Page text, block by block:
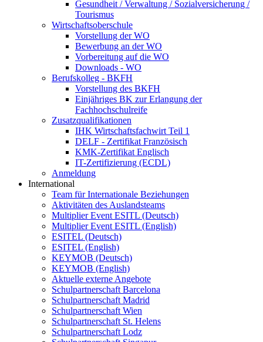
Gesundheit / Verwaltung / Sozialversicherung /
Tourismus
Wirtschaftsoberschule
Vorstellung der WO
Bewerbung an der WO
Vorbereitung auf die WO
Downloads - WO
Berufskolleg - BKFH
Vorstellung des BKFH
Einjähriges BK zur Erlangung der
Fachhochschulreife
Zusatzqualifikationen
IHK Wirtschaftsfachwirt Teil 1
DELF - Zertifikat Französisch
KMK-Zertifikat Englisch
IT-Zertifizierung (ECDL)
Anmeldung
International
Team für Internationale Beziehungen
Aktivitäten des Auslandsteams
Multiplier Event ESITL (Deutsch)
Multiplier Event ESITL (English)
ESITEL (Deutsch)
ESITEL (English)
KEYMOB (Deutsch)
KEYMOB (English)
Aktuelle externe Angebote
Schulpartnerschaft Barcelona
Schulpartnerschaft Madrid
Schulpartnerschaft Wien
Schulpartnerschaft St. Helens
Schulpartnerschaft Lodz